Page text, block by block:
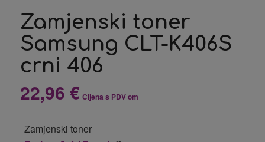
Zamjenski toner
Samsung CLT-K406S
crni 406
22,96 € Cijena s PDV om
Zamjenski toner